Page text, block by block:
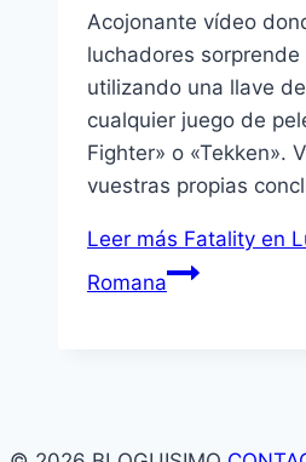
Acojonante ví­deo
luchadores
utilizando una llave
cualquier juego de
Fighter» o «Tekken».
vuestras propias
Leer más Fatality en
Romana